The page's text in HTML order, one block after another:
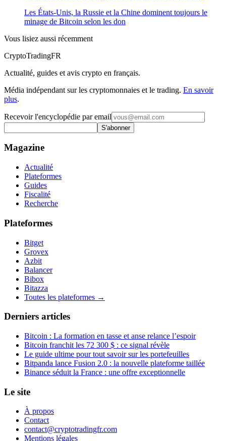
Les États-Unis, la Russie et la Chine dominent toujours le
minage de Bitcoin selon les don
Vous lisiez aussi récemment
CryptoTradingFR
Actualité, guides et avis crypto en français.
Média indépendant sur les cryptomonnaies et le trading. En savoir
plus.
Recevoir l'encyclopédie par email
S'abonner
Magazine
Actualité
Plateformes
Guides
Fiscalité
Recherche
Plateformes
Bitget
Grovex
Azbit
Balancer
Bibox
Bitazza
Toutes les plateformes →
Derniers articles
Bitcoin : La formation en tasse et anse relance l’espoir
Bitcoin franchit les 72 300 $ : ce signal révèle
Le guide ultime pour tout savoir sur les portefeuilles
Bitpanda lance Fusion 2.0 : la nouvelle plateforme taillée
Binance séduit la France : une offre exceptionnelle
Le site
À propos
Contact
contact@cryptotradingfr.com
Mentions légales